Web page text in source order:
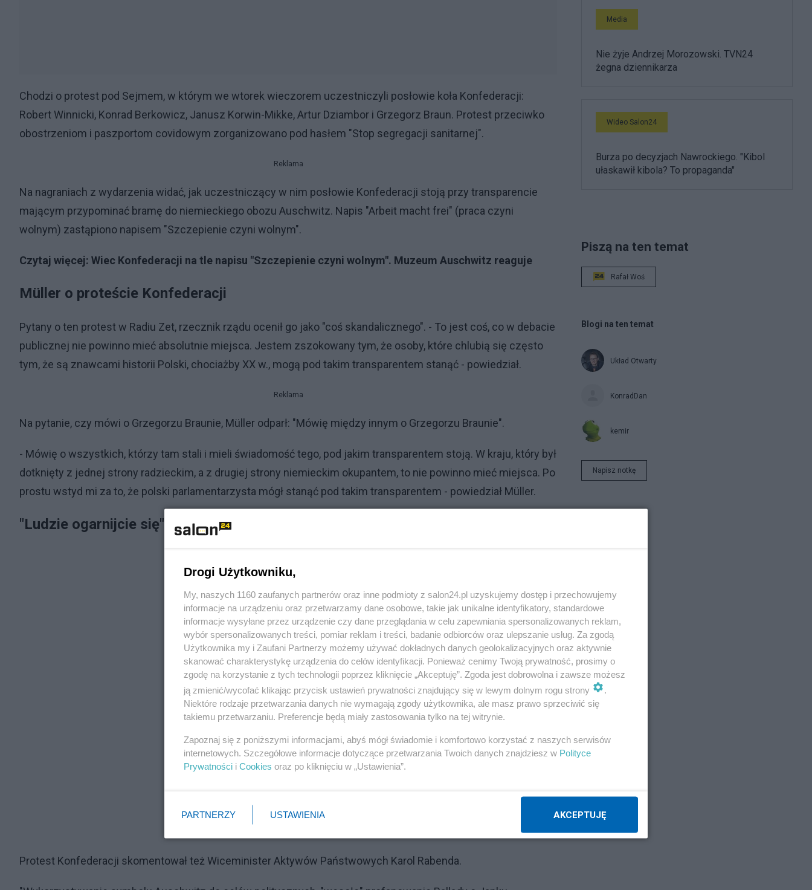
Chodzi o protest pod Sejmem, w którym we wtorek wieczorem uczestniczyli posłowie koła Konfederacji:
Robert Winnicki, Konrad Berkowicz, Janusz Korwin-Mikke, Artur Dziambor i Grzegorz Braun. Protest przeciwko
obostrzeniom i paszportom covidowym zorganizowano pod hasłem "Stop segregacji sanitarnej".
Reklama
Na nagraniach z wydarzenia widać, jak uczestniczący w nim posłowie Konfederacji stoją przy transparencie
mającym przypominać bramę do niemieckiego obozu Auschwitz. Napis "Arbeit macht frei" (praca czyni
wolnym) zastąpiono napisem "Szczepienie czyni wolnym".
Czytaj więcej: Wiec Konfederacji na tle napisu "Szczepienie czyni wolnym". Muzeum Auschwitz reaguje
Müller o proteście Konfederacji
Pytany o ten protest w Radiu Zet, rzecznik rządu ocenił go jako "coś skandalicznego". - To jest coś, co w debacie
publicznej nie powinno mieć absolutnie miejsca. Jestem zszokowany tym, że osoby, które chlubią się często
tym, że są znawcami historii Polski, chociażby XX w., mogą pod takim transparentem stanąć - powiedział.
Reklama
Na pytanie, czy mówi o Grzegorzu Braunie, Müller odparł: "Mówię między innym o Grzegorzu Braunie".
- Mówię o wszystkich, którzy tam stali i mieli świadomość tego, pod jakim transparentem stoją. W kraju, który był
dotknięty z jednej strony radzieckim, a z drugiej strony niemieckim okupantem, to nie powinno mieć miejsca. Po
prostu wstyd mi za to, że polski parlamentarzysta mógł stanąć pod takim transparentem - powiedział Müller.
"Ludzie ogarnijcie się"
Protest Konfederacji skomentował też Wiceminister Aktywów Państwowych Karol Rabenda.
Media
Nie żyje Andrzej Morozowski. TVN24
żegna dziennikarza
Wideo Salon24
Burza po decyzjach Nawrockiego. "Kibol
ułaskawił kibola? To propaganda"
Piszą na ten temat
Rafał Woś
Blogi na ten temat
Układ Otwarty
KonradDan
kemir
Napisz notkę
Drogi Użytkowniku,
My, naszych 1160 zaufanych partnerów oraz inne podmioty z salon24.pl uzyskujemy dostęp i przechowujemy
informacje na urządzeniu oraz przetwarzamy dane osobowe, takie jak unikalne identyfikatory, standardowe
informacje wysyłane przez urządzenie czy dane przeglądania w celu zapewniania spersonalizowanych reklam,
wybór spersonalizowanych treści, pomiar reklam i treści, badanie odbiorców oraz ulepszanie usług. Za zgodą
Użytkownika my i Zaufani Partnerzy możemy używać dokładnych danych geolokalizacyjnych oraz aktywnie
skanować charakterystykę urządzenia do celów identyfikacji. Ponieważ cenimy Twoją prywatność, prosimy o
zgodę na korzystanie z tych technologii poprzez kliknięcie „Akceptuję”. Zgoda jest dobrowolna i zawsze możesz
ją zmienić/wycofać klikając przycisk ustawień prywatności znajdujący się w lewym dolnym rogu strony
.
Niektóre rodzaje przetwarzania danych nie wymagają zgody użytkownika, ale masz prawo sprzeciwić się
takiemu przetwarzaniu. Preferencje będą miały zastosowania tylko na tej witrynie.
Zapoznaj się z poniższymi informacjami, abyś mógł świadomie i komfortowo korzystać z naszych serwisów
internetowych. Szczegółowe informacje dotyczące przetwarzania Twoich danych znajdziesz w Polityce
Prywatności i Cookies oraz po kliknięciu w „Ustawienia”.
PARTNERZY USTAWIENIA AKCEPTUJĘ